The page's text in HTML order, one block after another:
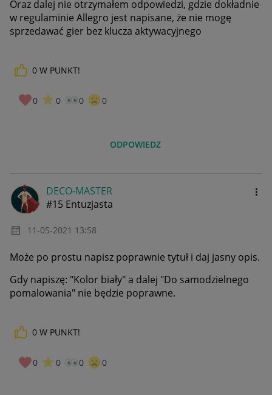
Oraz dalej nie otrzymałem odpowiedzi, gdzie dokładnie
w regulaminie Allegro jest napisane, że nie mogę
sprzedawać gier bez klucza aktywacyjnego
0 W PUNKT!
0 0 0 0
ODPOWIEDZ
DECO-MASTER
#15 Entuzjasta
‎11-05-2021 13:58
Może po prostu napisz poprawnie tytuł i daj jasny opis.
Gdy napiszę: "Kolor biały" a dalej "Do samodzielnego
pomalowania" nie będzie poprawne.
0 W PUNKT!
0 0 0 0